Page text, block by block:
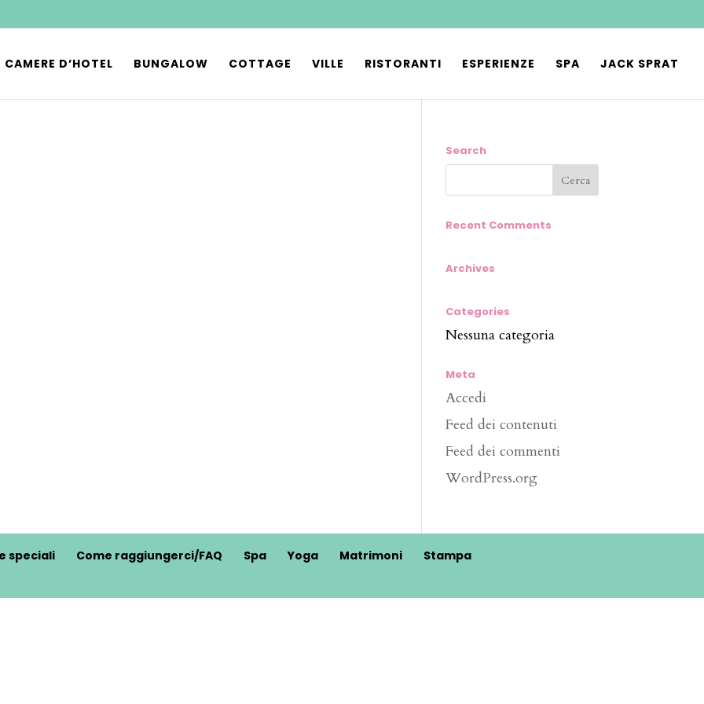
CAMERE D’HOTEL BUNGALOW COTTAGE VILLE RISTORANTI ESPERIENZE SPA JACK SPRAT
Search
Recent Comments
Archives
Categories
Nessuna categoria
Meta
Accedi
Feed dei contenuti
Feed dei commenti
WordPress.org
speciali Come raggiungerci/FAQ Spa Yoga Matrimoni
Stampa